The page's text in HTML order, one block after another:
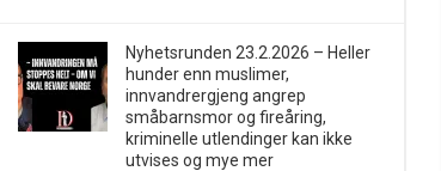
Nyhetsrunden 23.2.2026 – Heller
hunder enn muslimer,
innvandrergjeng angrep
småbarnsmor og fireåring,
kriminelle utlendinger kan ikke
utvises og mye mer